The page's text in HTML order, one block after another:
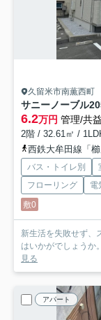
久留米市南薫西町
サニーノーブル
6.2万円 管理/共
2階 / 32.61㎡ /
西鉄大牟田線「
バス・トイレ別
フローリング
電
敷0
新生活を失敗せず、
はいかがでしょうか
見る
アパート